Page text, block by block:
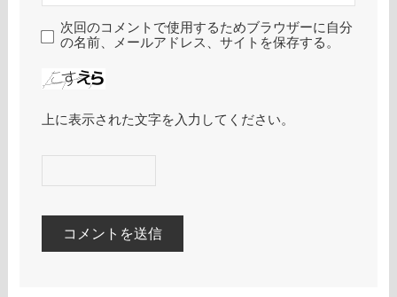
次回のコメントで使用するためブラウザーに自分
の名前、メールアドレス、サイトを保存する。
上に表示された文字を入力してください。